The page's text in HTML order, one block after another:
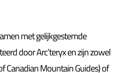
met gelijkgestemde
door Arc’teryx en zijn zowel
Canadian Mountain Guides) of